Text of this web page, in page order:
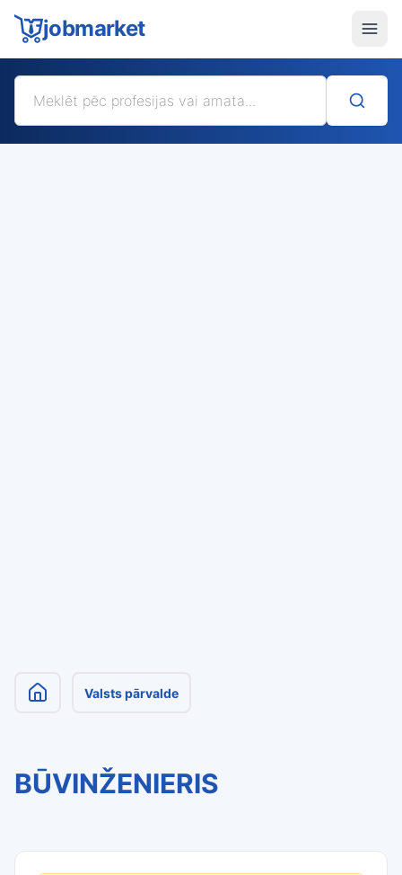
jobmarket
Valsts pārvalde
BŪVINŽENIERIS